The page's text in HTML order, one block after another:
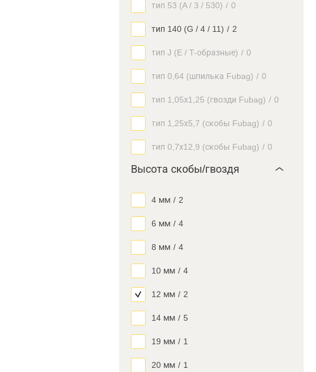
тип 53 (A / 3 / 530) / 0
тип 140 (G / 4 / 11) / 2
тип J (E / Т-образные) / 0
тип 0,64 (шпилька Fubag) / 0
тип 1,05х1,25 (гвозди Fubag) / 0
тип 1,25х5,7 (скобы Fubag) / 0
тип 0,7х12,9 (скобы Fubag) / 0
Высота скобы/гвоздя
4 мм / 2
6 мм / 4
8 мм / 4
10 мм / 4
12 мм / 2
14 мм / 5
19 мм / 1
20 мм / 1